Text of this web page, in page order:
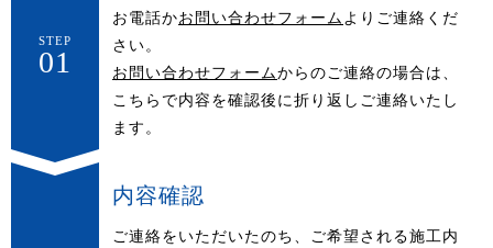
STEP
01
お電話かお問い合わせフォーム よりご連絡くだ
さい。
お問い合わせフォームからのご連絡の場合は、
こちらで内容を確認後に折り返しご連絡いたし
ます。
内容確認
ご連絡をいただいたのち、ご希望される施工内